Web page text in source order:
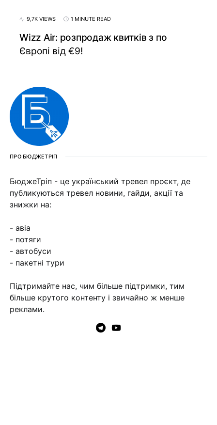
9,7K VIEWS 1 MINUTE READ
Wizz Air: розпродаж квитків з по
Європі від €9!
ПРО БЮДЖЕТРІП
БюджеТріп - це український тревел проєкт, де
публикуються тревел новини, гайди, акції та
знижки на:
- авіа
- потяги
- автобуси
- пакетні тури
Підтримайте нас, чим більше підтримки, тим
більше крутого контенту і звичайно ж менше
реклами.